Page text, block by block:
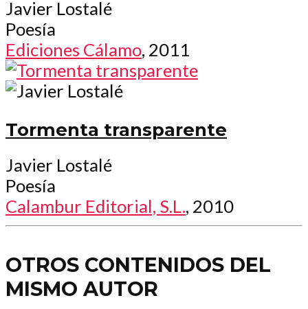
Javier Lostalé
Poesía
Ediciones Cálamo, 2011
Tormenta transparente
Javier Lostalé
Poesía
Calambur Editorial, S.L., 2010
OTROS CONTENIDOS DEL
MISMO AUTOR